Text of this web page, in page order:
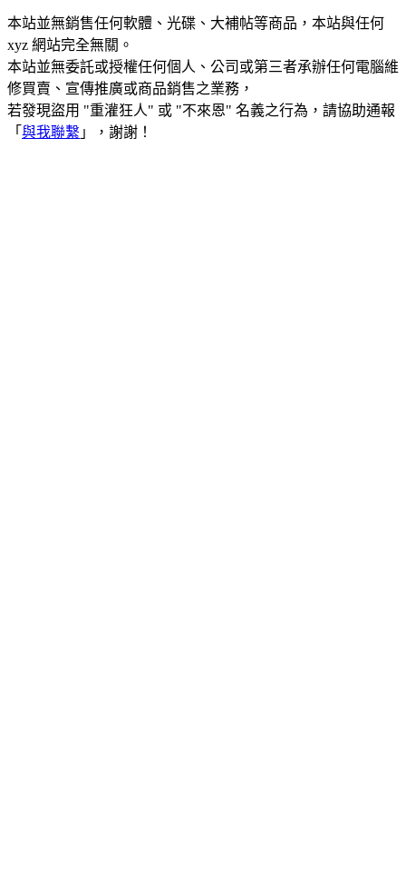
本站並無銷售任何軟體、光碟、大補帖等商品，本站與任何
xyz 網站完全無關。
本站並無委託或授權任何個人、公司或第三者承辦任何電腦維
修買賣、宣傳推廣或商品銷售之業務，
若發現盜用 "重灌狂人" 或 "不來恩" 名義之行為，請協助通報
「 與我聯繫 」，謝謝！